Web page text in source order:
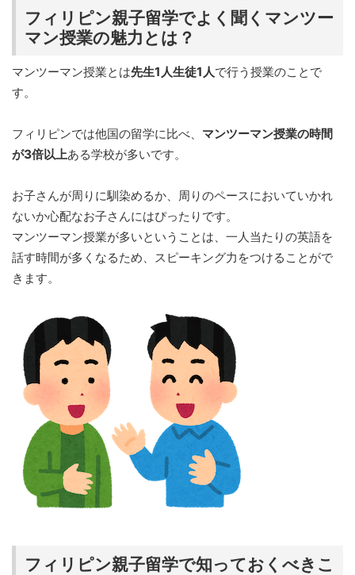
フィリピン親子留学でよく聞くマンツー
マン授業の魅力とは？
マンツーマン授業とは先生1人生徒1人で行う授業のことで
す。
フィリピンでは他国の留学に比べ、 マンツーマン授業の時間
が3倍以上ある学校が多いです。
お子さんが周りに馴染めるか、周りのペースにおいていかれ
ないか心配なお子さんにはぴったりです。
マンツーマン授業が多いということは、一人当たりの英語を
話す時間が多くなるため、スピーキング力をつけることがで
きます。
フィリピン親子留学で知っておくべきこ